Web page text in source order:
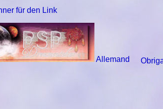
für den Link
Allemand